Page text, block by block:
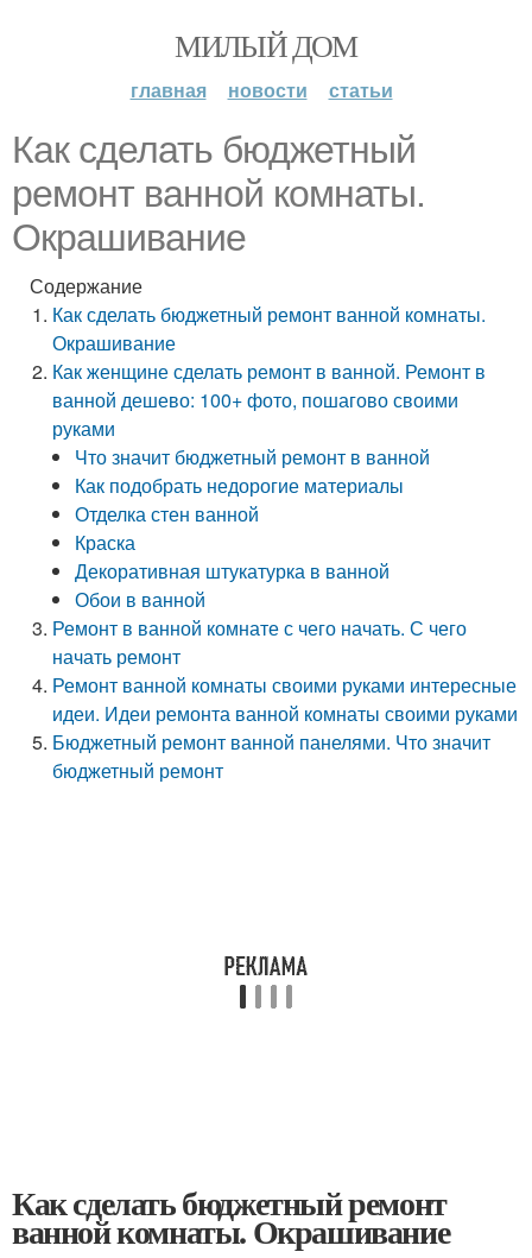
МИЛЫЙ ДОМ
главная новости статьи
Как сделать бюджетный
ремонт ванной комнаты.
Окрашивание
Содержание
Как сделать бюджетный ремонт ванной комнаты.
Окрашивание
Как женщине сделать ремонт в ванной. Ремонт в
ванной дешево: 100+ фото, пошагово своими
руками
Что значит бюджетный ремонт в ванной
Как подобрать недорогие материалы
Отделка стен ванной
Краска
Декоративная штукатурка в ванной
Обои в ванной
Ремонт в ванной комнате с чего начать. С чего
начать ремонт
Ремонт ванной комнаты своими руками интересные
идеи. Идеи ремонта ванной комнаты своими руками
Бюджетный ремонт ванной панелями. Что значит
бюджетный ремонт
Как сделать бюджетный ремонт
ванной комнаты. Окрашивание